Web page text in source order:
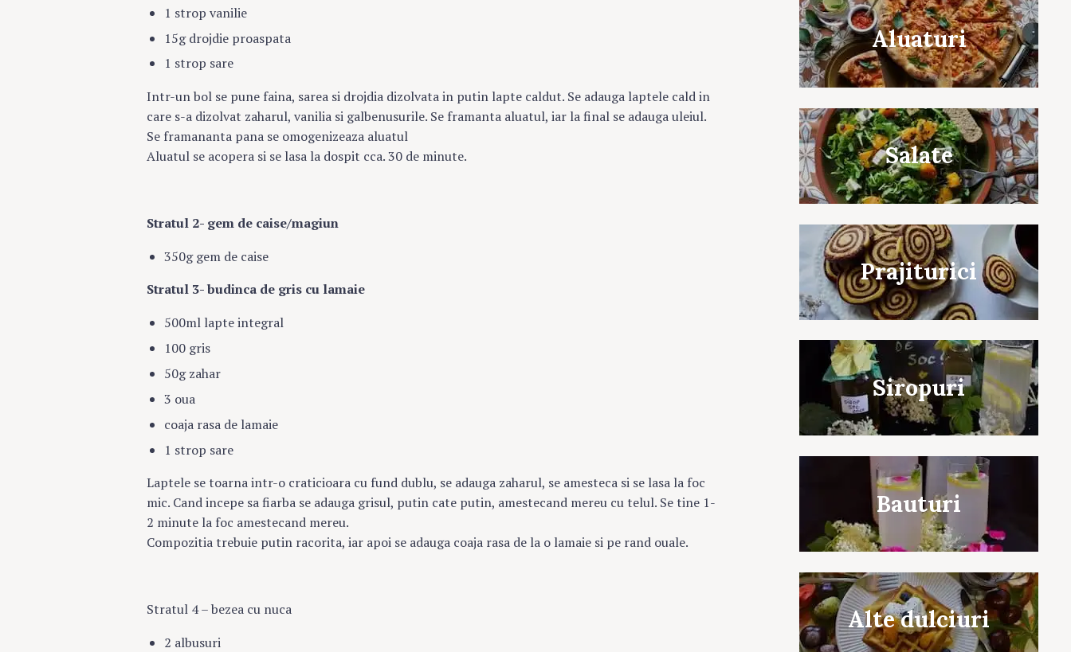
1 strop vanilie
15g drojdie proaspata
1 strop sare
Intr-un bol se pune faina, sarea si drojdia dizolvata in putin lapte caldut. Se adauga laptele cald in
care s-a dizolvat zaharul, vanilia si galbenusurile. Se framanta aluatul, iar la final se adauga uleiul.
Se framananta pana se omogenizeaza aluatul
Aluatul se acopera si se lasa la dospit cca. 30 de minute.
Stratul 2- gem de caise/magiun
350g gem de caise
Stratul 3- budinca de gris cu lamaie
500ml lapte integral
100 gris
50g zahar
3 oua
coaja rasa de lamaie
1 strop sare
Laptele se toarna intr-o craticioara cu fund dublu, se adauga zaharul, se amesteca si se lasa la foc
mic. Cand incepe sa fiarba se adauga grisul, putin cate putin, amestecand mereu cu telul. Se tine 1-
2 minute la foc amestecand mereu.
Compozitia trebuie putin racorita, iar apoi se adauga coaja rasa de la o lamaie si pe rand ouale.
Stratul 4 – bezea cu nuca
2 albusuri
Aluaturi
Salate
Prajiturici
Siropuri
Bauturi
Alte dulciuri